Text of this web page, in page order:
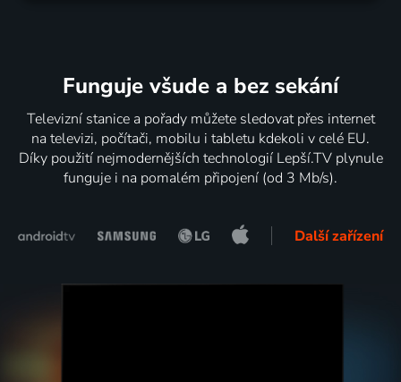
Funguje všude a bez sekání
Televizní stanice a pořady můžete sledovat přes internet
na televizi, počítači, mobilu i tabletu kdekoli v celé EU.
Díky použití nejmodernějších technologií Lepší.TV plynule
funguje i na pomalém připojení (od 3 Mb/s).
Další zařízení